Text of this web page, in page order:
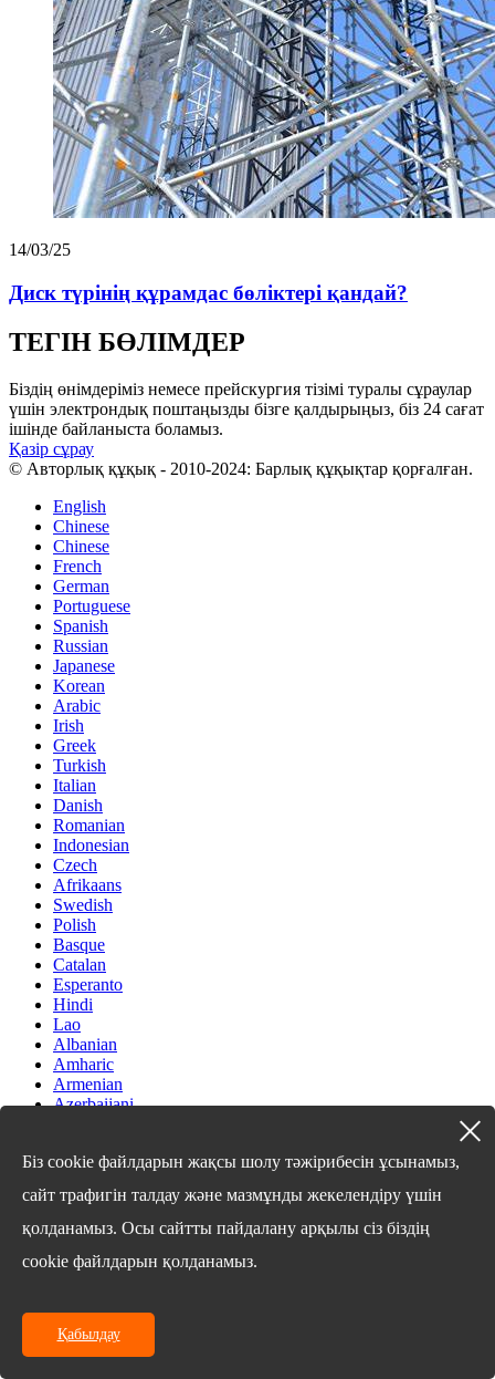
14/03/25
Диск түрінің құрамдас бөліктері қандай?
ТЕГІН БӨЛІМДЕР
Біздің өнімдеріміз немесе прейскургия тізімі туралы сұраулар
үшін электрондық поштаңызды бізге қалдырыңыз, біз 24 сағат
ішінде байланыста боламыз.
Қазір сұрау
© Авторлық құқық - 2010-2024: Барлық құқықтар қорғалған.
English
Chinese
Chinese
French
German
Portuguese
Spanish
Russian
Japanese
Korean
Arabic
Irish
Greek
Turkish
Italian
Danish
Romanian
Indonesian
Czech
Afrikaans
Swedish
Polish
Basque
Catalan
Esperanto
Hindi
Lao
Albanian
Amharic
Armenian
Azerbaijani
Bosnian
Cebuano
Chichewa
Corsican
Croatian
Finnish
Frisian
Біз cookie файлдарын жақсы шолу тәжірибесін ұсынамыз,
сайт трафигін талдау және мазмұнды жекелендіру үшін
қолданамыз. Осы сайтты пайдалану арқылы сіз біздің
cookie файлдарын қолданамыз.
Қабылдау